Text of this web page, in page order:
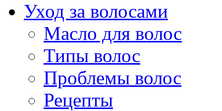
Уход за волосами
Масло для волос
Типы волос
Проблемы волос
Рецепты